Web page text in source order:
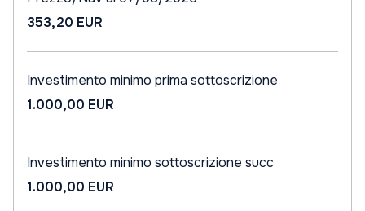
353,20 EUR
Investimento minimo prima sottoscrizione
1.000,00 EUR
Investimento minimo sottoscrizione succ
1.000,00 EUR